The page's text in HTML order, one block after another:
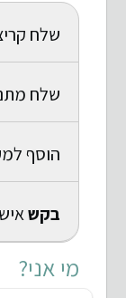
שלח
שלח
הוסף
בקש
מי אני?